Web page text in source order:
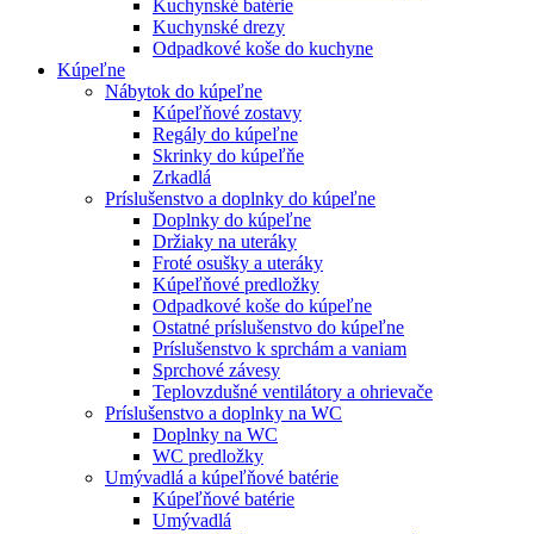
Kuchynské batérie
Kuchynské drezy
Odpadkové koše do kuchyne
Kúpeľne
Nábytok do kúpeľne
Kúpeľňové zostavy
Regály do kúpeľne
Skrinky do kúpeľňe
Zrkadlá
Príslušenstvo a doplnky do kúpeľne
Doplnky do kúpeľne
Držiaky na uteráky
Froté osušky a uteráky
Kúpeľňové predložky
Odpadkové koše do kúpeľne
Ostatné príslušenstvo do kúpeľne
Príslušenstvo k sprchám a vaniam
Sprchové závesy
Teplovzdušné ventilátory a ohrievače
Príslušenstvo a doplnky na WC
Doplnky na WC
WC predložky
Umývadlá a kúpeľňové batérie
Kúpeľňové batérie
Umývadlá